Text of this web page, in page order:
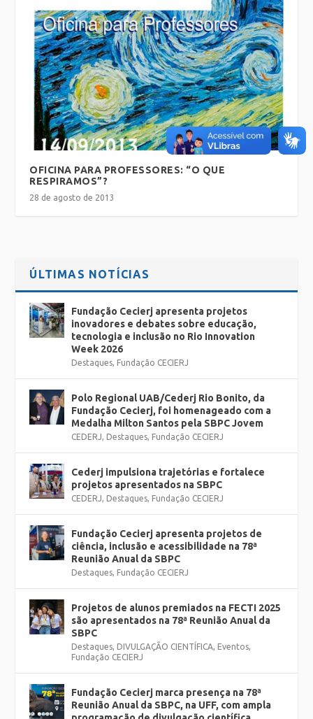
OFICINA PARA PROFESSORES: “O QUE
RESPIRAMOS”?
28 de agosto de 2013
ÚLTIMAS NOTÍCIAS
Fundação Cecierj apresenta projetos
inovadores e debates sobre educação,
tecnologia e inclusão no Rio Innovation
Week 2026
Destaques, Fundação CECIERJ
Polo Regional UAB/Cederj Rio Bonito, da
Fundação Cecierj, foi homenageado com a
Medalha Milton Santos pela SBPC Jovem
CEDERJ, Destaques, Fundação CECIERJ
Cederj impulsiona trajetórias e fortalece
projetos apresentados na SBPC
CEDERJ, Destaques, Fundação CECIERJ
Fundação Cecierj apresenta projetos de
ciência, inclusão e acessibilidade na 78ª
Reunião Anual da SBPC
Destaques, Fundação CECIERJ
Projetos de alunos premiados na FECTI 2025
são apresentados na 78ª Reunião Anual da
SBPC
Destaques, DIVULGAÇÃO CIENTÍFICA, Eventos,
Fundação CECIERJ
Fundação Cecierj marca presença na 78ª
Reunião Anual da SBPC, na UFF, com ampla